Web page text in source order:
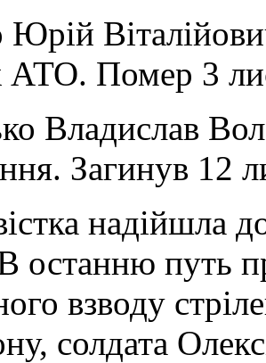
АТО. Помер 3
Владислав
Загинув 12
надійшла
останню путь
взводу
солдата